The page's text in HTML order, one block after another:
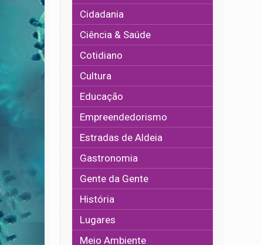
Cidadania
Ciência & Saúde
Cotidiano
Cultura
Educação
Empreendedorismo
Estradas de Aldeia
Gastronomia
Gente da Gente
História
Lugares
Meio Ambiente